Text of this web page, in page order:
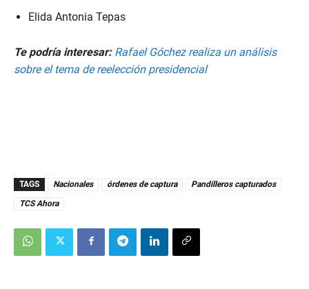
Elida Antonia Tepas
Te podría interesar: Rafael Góchez realiza un análisis
sobre el tema de reelección presidencial
TAGS Nacionales órdenes de captura
Pandilleros capturados
TCS Ahora